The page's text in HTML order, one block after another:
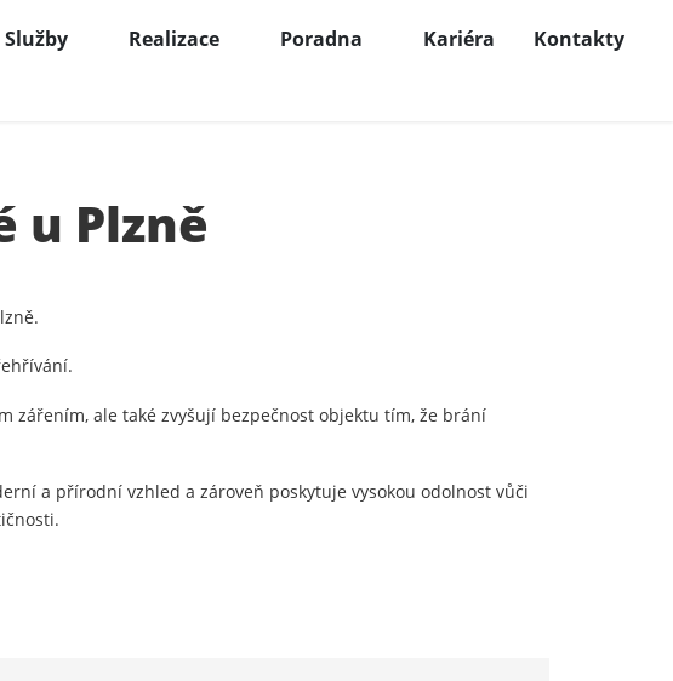
Služby Realizace Poradna Kariéra Kontakty
u Plzně
zářením, ale také zvyšují bezpečnost objektu tím, že brání
a přírodní vzhled a zároveň poskytuje vysokou odolnost vůči